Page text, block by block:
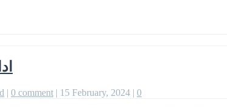
| 0 comment | 15 February, 2024 | 0